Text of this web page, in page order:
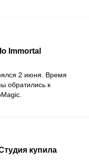
Immortal
2 июня. Время
обратились к
купила